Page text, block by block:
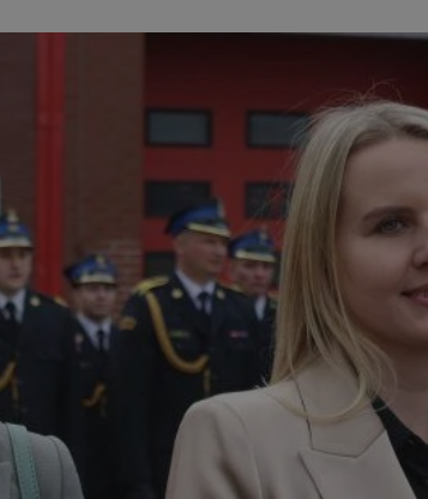
zgodzie użytkownika oraz jego preferencjach
dotyczących prywatności podczas korzystania z
witryny. Rejestruje wybory dotyczące polityki
prywatności i ustawień zgody, zapewniając ich
przestrzeganie w kolejnych wizytach. Dzięki
temu użytkownik nie musi ponownie
konfigurować swoich preferencji, co zwiększa
wygodę i zgodność z regulacjami ochrony
danych.
Rejestruje, który klaster serwerów obsługuje
gościa. Jest to używane w kontekście
równoważenia obciążenia w celu optymalizacji
doświadczenia użytkownika.
Ten plik cookie jest używany przez usługę
Cookie-Script.com do zapamiętywania
preferencji dotyczących zgody użytkownika na
pliki cookie. Jest to konieczne, aby baner cookie
Cookie-Script.com działał poprawnie.
29 minut 59
Ten plik cookie służy do rozróżniania ludzi i
botów. Jest to korzystne dla strony internetowej,
ponieważ umożliwia tworzenie ważnych